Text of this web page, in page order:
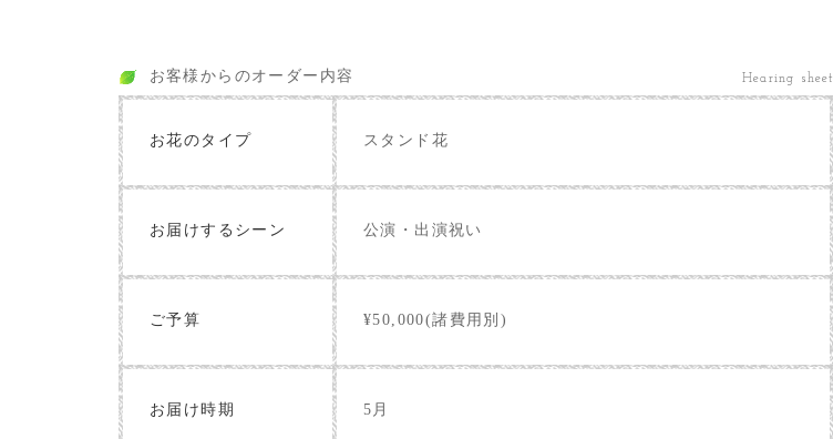
お客様からのオーダー内容 Hearing sheet
お花のタイプ スタンド花
お届けするシーン 公演・出演祝い
ご予算 ¥50,000(諸費用別)
お届け時期 5月